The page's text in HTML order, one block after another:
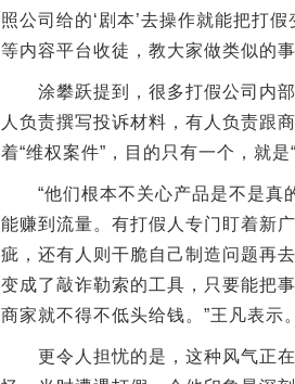
照公司给的‘剧本’去操作就能把打
等内容平台收徒，教大家做类似的
涂攀跃提到，很多打假公司内部
人负责撰写投诉材料，有人负责跟
着“维权案件”，目的只有一个，就是“
“他们根本不关心产品是不是真
能赚到流量。有打假人专门盯着新
疵，还有人则干脆自己制造问题再
变成了敲诈勒索的工具，只要能把
商家就不得不低头给钱。”王凡表示。
更令人担忧的是，这种风气正在